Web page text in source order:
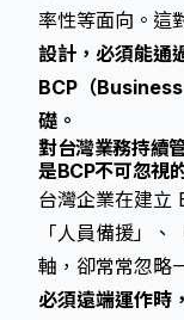
率性等面向。這
設計，必須能通
BCP（
礎。
對台灣業務持續
是BCP不可忽視
台灣企業在建立
「人員備援」
軸，卻常常忽略
必須遠端運作時